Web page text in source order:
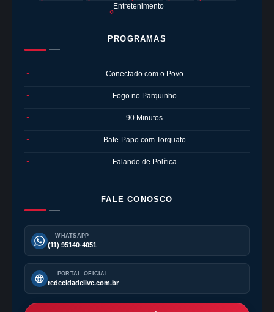
Entretenimento
PROGRAMAS
● Conectado com o Povo
● Fogo no Parquinho
● 90 Minutos
● Bate-Papo com Torquato
● Falando de Política
FALE CONOSCO
WHATSAPP
(11) 95140-4051
PORTAL OFICIAL
redecidadelive.com.br